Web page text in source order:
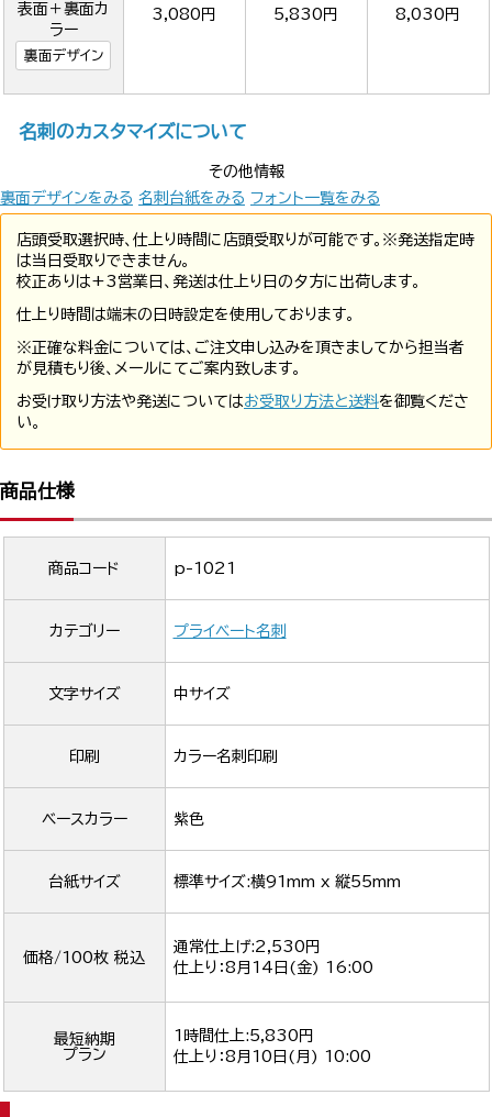
表面＋裏面カ
ラー
裏面デザイン
3,080円 5,830円 8,030円
名刺のカスタマイズについて
その他情報
裏面デザインをみる 名刺台紙をみる フォント一覧をみる
店頭受取選択時、仕上り時間に店頭受取りが可能です。※発送指定時
は当日受取りできません。
校正ありは+3営業日、発送は仕上り日の夕方に出荷します。
仕上り時間は端末の日時設定を使用しております。
※正確な料金については、ご注文申し込みを頂きましてから担当者
が見積もり後、メールにてご案内致します。
お受け取り方法や発送についてはお受取り方法と送料を御覧くださ
い。
商品仕様
商品コード p-1021
カテゴリー プライベート名刺
文字サイズ 中サイズ
印刷 カラー名刺印刷
ベースカラー 紫色
台紙サイズ 標準サイズ:横91mm x 縦55mm
価格/100枚 税込
通常仕上げ:2,530円
仕上り：8月14日(金) 16:00
最短納期
プラン
1時間仕上:5,830円
仕上り：8月10日(月) 10:00